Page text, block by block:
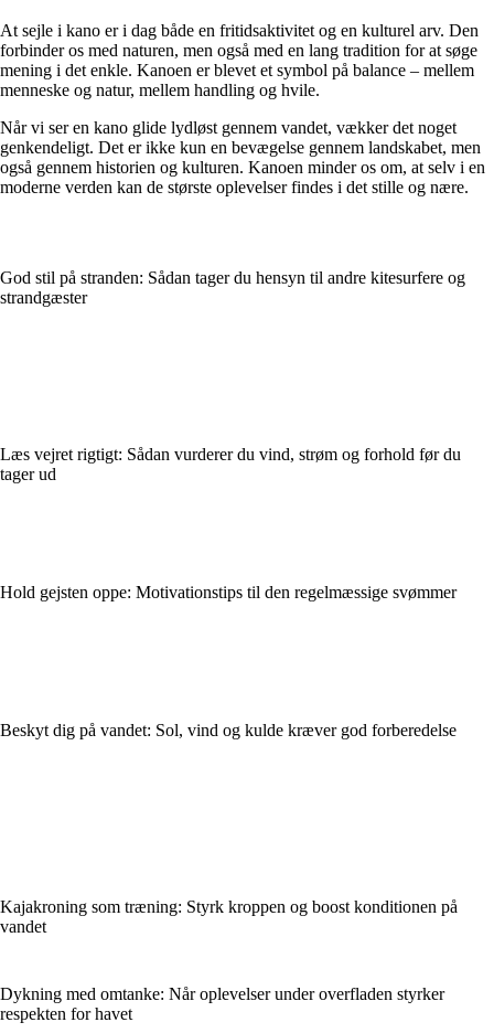
At sejle i kano er i dag både en fritidsaktivitet og en kulturel arv. Den
forbinder os med naturen, men også med en lang tradition for at søge
mening i det enkle. Kanoen er blevet et symbol på balance – mellem
menneske og natur, mellem handling og hvile.
Når vi ser en kano glide lydløst gennem vandet, vækker det noget
genkendeligt. Det er ikke kun en bevægelse gennem landskabet, men
også gennem historien og kulturen. Kanoen minder os om, at selv i en
moderne verden kan de største oplevelser findes i det stille og nære.
God stil på stranden: Sådan tager du hensyn til andre kitesurfere og
strandgæster
Læs vejret rigtigt: Sådan vurderer du vind, strøm og forhold før du
tager ud
Hold gejsten oppe: Motivationstips til den regelmæssige svømmer
Beskyt dig på vandet: Sol, vind og kulde kræver god forberedelse
Kajakroning som træning: Styrk kroppen og boost konditionen på
vandet
Dykning med omtanke: Når oplevelser under overfladen styrker
respekten for havet